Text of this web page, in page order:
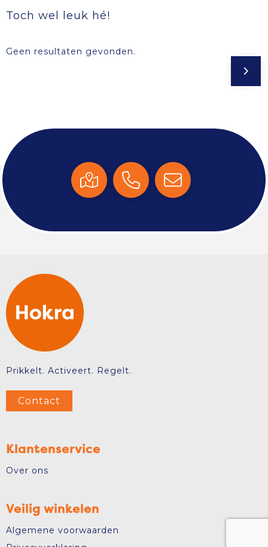
Toch wel leuk hé!
Geen resultaten gevonden.
Prikkelt. Activeert. Regelt.
Contact
Klantenservice
Over ons
Veilig winkelen
Algemene voorwaarden